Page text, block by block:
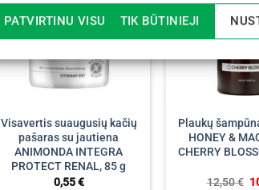
PATVIRTINU VISUS TIK BŪTINIEJI
Visavertis suaugusių kačių
pašaras su jautiena
ANIMONDA INTEGRA
PROTECT RENAL, 85 g
0,55€
Plaukų
HONEY &
CHERRY
12,50€